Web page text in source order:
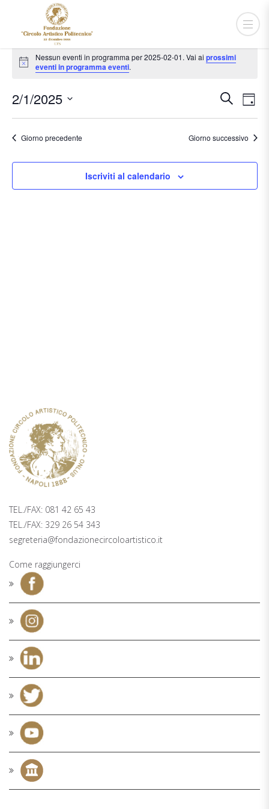
Eventi
for
2025-
02-
01
Notice
Nessun eventi in programma per 2025-02-01. Vai aiprossimi
eventi in programma eventi.
e
Cerca
2/1/2025
Seleziona
Giorno precedente Giorno successivo
Iscriviti al calendario
TEL./FAX: 081 42 65 43
TEL./FAX: 329 26 54 343
segreteria@fondazionecircoloartistico.it
Come raggiungerci